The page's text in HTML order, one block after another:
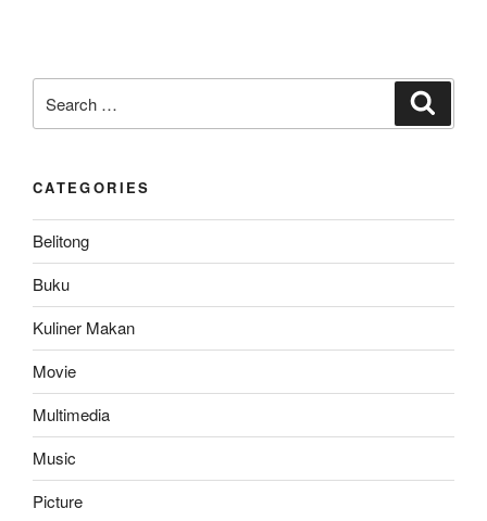
for:
CATEGORIES
Belitong
Buku
Kuliner Makan
Movie
Multimedia
Music
Picture